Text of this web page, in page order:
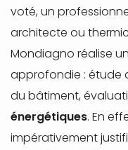
voté, un
architecte ou
Mondiagno réalise
approfondie : étude
du bâtiment,
énergétiques. En
impérativement